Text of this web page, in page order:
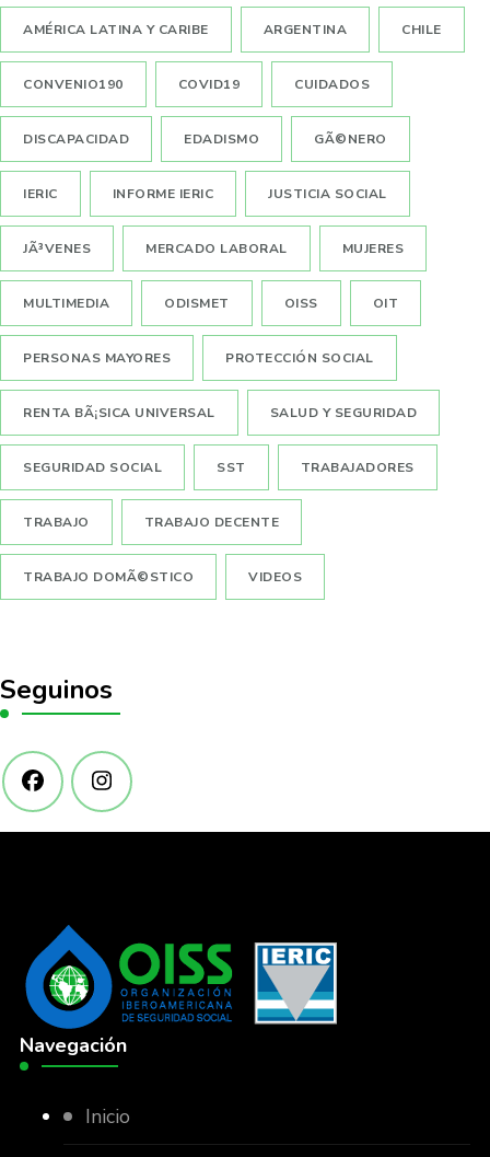
AMÉRICA LATINA Y CARIBE ARGENTINA CHILE
CONVENIO190 COVID19 CUIDADOS
DISCAPACIDAD EDADISMO GÃ©NERO
IERIC INFORME IERIC JUSTICIA SOCIAL
JÃ³VENES MERCADO LABORAL MUJERES
MULTIMEDIA ODISMET OISS OIT
PERSONAS MAYORES PROTECCIÓN SOCIAL
RENTA BÃ¡SICA UNIVERSAL SALUD Y SEGURIDAD
SEGURIDAD SOCIAL SST TRABAJADORES
TRABAJO TRABAJO DECENTE
TRABAJO DOMÃ©STICO VIDEOS
Seguinos
Navegación
Inicio